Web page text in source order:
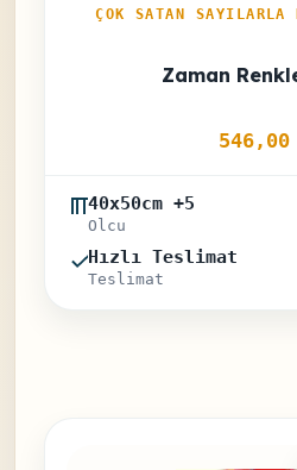
ÇOK SATAN SAYILARLA
Zaman
546,00
40x50cm +5
Olcu
Hızlı Teslimat
Teslimat